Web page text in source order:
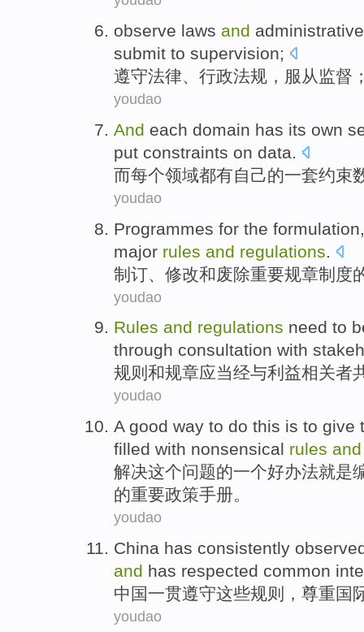
observe laws and administrative
submit to supervision;
遵守法律、 行政法规 ， 服从 监督
youdao
And each domain has its own
put constraints on data.
而每个领域都有自己的一套约束
youdao
Programmes for the formulation
major rules and regulations
制订
修改和 废除重要规章制度
youdao
Rules and regulations need to
through consultation with
规则 和规章应当经与利益相关者
youdao
A good way to do this is to give
filled with nonsensical rules and
解决这个问题的一个好办法就是
的重要政策手册。
youdao
China has consistently
and has respected common
中国一贯遵守这些规则 ， 尊重国
youdao